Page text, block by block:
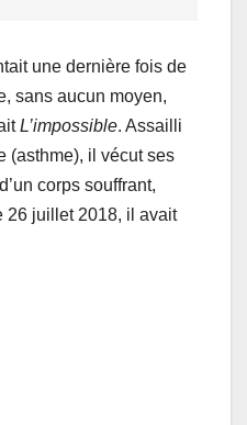
une dernière fois de
sans aucun moyen,
L’impossible. Assailli
(asthme), il vécut ses
corps souffrant,
26 juillet 2018, il avait